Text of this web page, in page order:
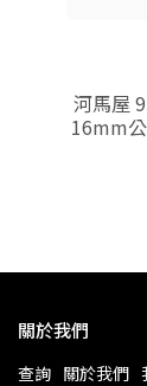
河馬屋
16mm
關於我們
查詢 關於我們